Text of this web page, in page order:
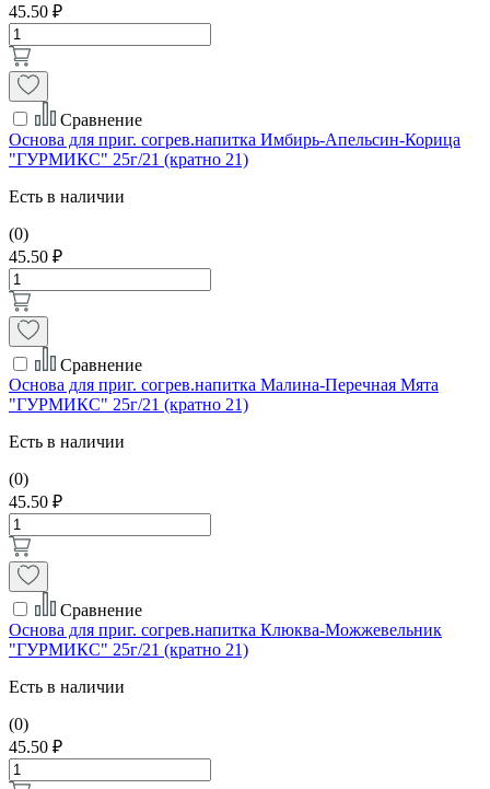
45.50 ₽
Сравнение
Основа для приг. согрев.напитка Имбирь-Апельсин-Корица
"ГУРМИКС" 25г/21 (кратно 21)
Есть в наличии
(0)
45.50 ₽
Сравнение
Основа для приг. согрев.напитка Малина-Перечная Мята
"ГУРМИКС" 25г/21 (кратно 21)
Есть в наличии
(0)
45.50 ₽
Сравнение
Основа для приг. согрев.напитка Клюква-Можжевельник
"ГУРМИКС" 25г/21 (кратно 21)
Есть в наличии
(0)
45.50 ₽